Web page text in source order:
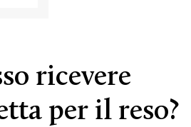
ricevere
per il reso?